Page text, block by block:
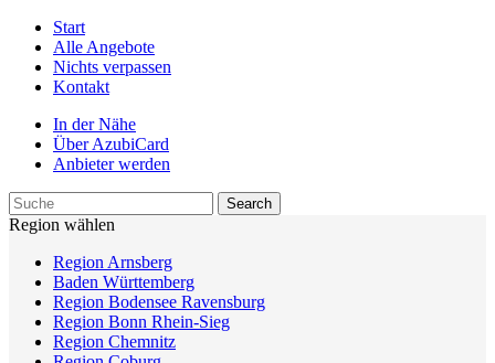
Start
Alle Angebote
Nichts verpassen
Kontakt
In der Nähe
Über AzubiCard
Anbieter werden
Region wählen
Region Arnsberg
Baden Württemberg
Region Bodensee Ravensburg
Region Bonn Rhein-Sieg
Region Chemnitz